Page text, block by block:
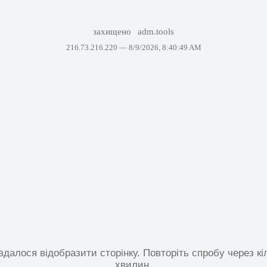
захищено adm.tools
216.73.216.220 — 8/9/2026, 8:40:49 AM
відобразити сторінку. Повторіть спробу через